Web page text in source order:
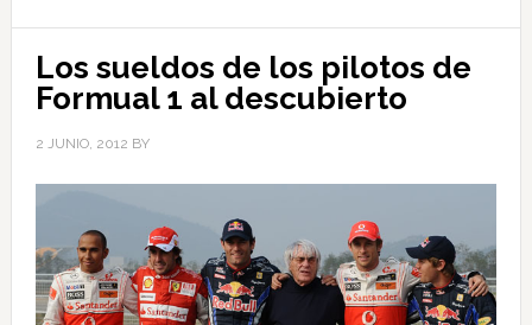
Los sueldos de los pilotos de
Formual 1 al descubierto
2 JUNIO, 2012 BY